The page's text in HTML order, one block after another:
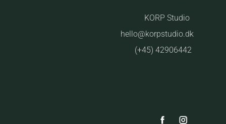
KORP Studio
hello@korpstudio.dk
(+45) 42906442